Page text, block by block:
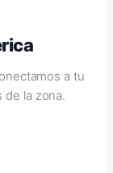
a tu
de la zona.